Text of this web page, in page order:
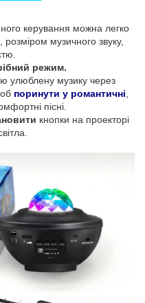
керування можна легко
розміром музичного звуку,
режим.
улюблену музику через
поринути у романтичні,
пісні.
кнопки на проекторі